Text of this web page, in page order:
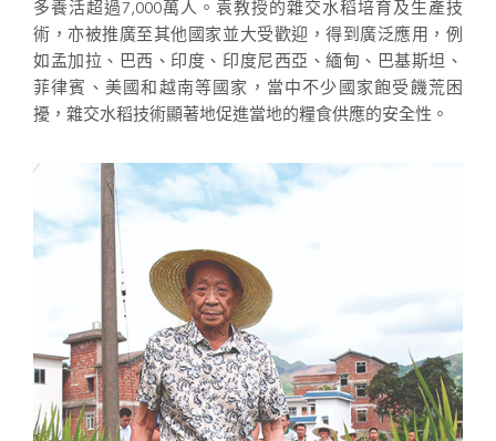
多養活超過7,000萬人。袁教授的雜交水稻培育及生產技
術，亦被推廣至其他國家並大受歡迎，得到廣泛應用，例
如孟加拉、巴西、印度、印度尼西亞、緬甸、巴基斯坦、
菲律賓、美國和越南等國家，當中不少國家飽受饑荒困
擾，雜交水稻技術顯著地促進當地的糧食供應的安全性。